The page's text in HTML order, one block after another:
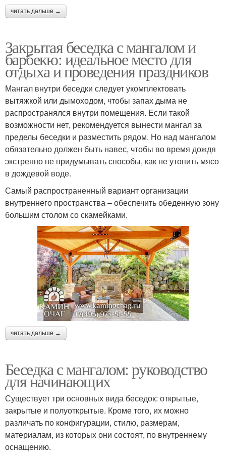
читать дальше →
Закрытая беседка с мангалом и
барбекю: идеальное место для
отдыха и проведения праздников
Мангал внутри беседки следует укомплектовать
вытяжкой или дымоходом, чтобы запах дыма не
распространялся внутри помещения. Если такой
возможности нет, рекомендуется вынести мангал за
пределы беседки и разместить рядом. Но над мангалом
обязательно должен быть навес, чтобы во время дождя
экстренно не придумывать способы, как не утопить мясо
в дождевой воде.
Самый распространенный вариант организации
внутреннего пространства – обеспечить обеденную зону
большим столом со скамейками.
читать дальше →
Беседка с мангалом: руководство
для начинающих
Существует три основных вида беседок: открытые,
закрытые и полуоткрытые. Кроме того, их можно
различать по конфигурации, стилю, размерам,
материалам, из которых они состоят, по внутреннему
оснащению.